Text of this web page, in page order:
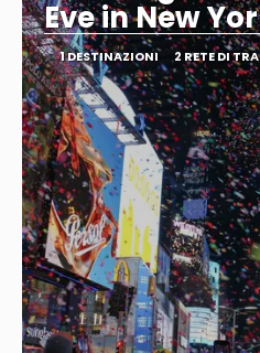
Eve in New
1 DESTINAZIONI 2 RETE DI